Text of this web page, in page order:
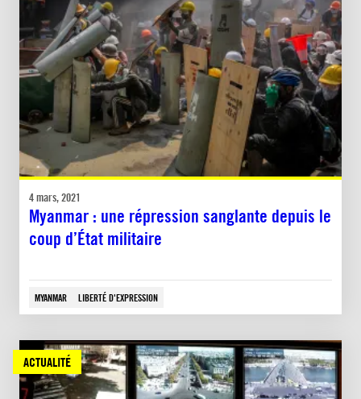
4 mars, 2021
Myanmar : une répression sanglante depuis le
coup d’État militaire
MYANMAR LIBERTÉ D'EXPRESSION
ACTUALITÉ